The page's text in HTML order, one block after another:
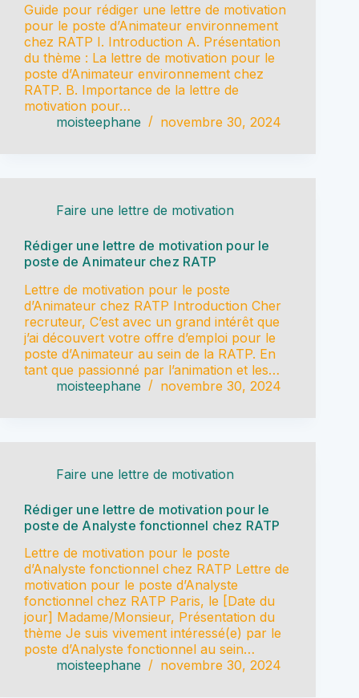
Guide pour rédiger une lettre de motivation
pour le poste d’Animateur environnement
chez RATP I. Introduction A. Présentation
du thème : La lettre de motivation pour le
poste d’Animateur environnement chez
RATP. B. Importance de la lettre de
motivation pour…
moisteephane
novembre 30, 2024
Faire une lettre de motivation
Rédiger une lettre de motivation pour le
poste de Animateur chez RATP
Lettre de motivation pour le poste
d’Animateur chez RATP Introduction Cher
recruteur, C’est avec un grand intérêt que
j’ai découvert votre offre d’emploi pour le
poste d’Animateur au sein de la RATP. En
tant que passionné par l’animation et les…
moisteephane
novembre 30, 2024
Faire une lettre de motivation
Rédiger une lettre de motivation pour le
poste de Analyste fonctionnel chez RATP
Lettre de motivation pour le poste
d’Analyste fonctionnel chez RATP Lettre de
motivation pour le poste d’Analyste
fonctionnel chez RATP Paris, le [Date du
jour] Madame/Monsieur, Présentation du
thème Je suis vivement intéressé(e) par le
poste d’Analyste fonctionnel au sein…
moisteephane
novembre 30, 2024